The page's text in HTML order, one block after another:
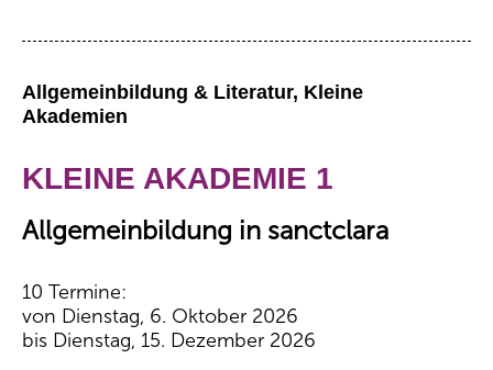
Allgemeinbildung & Literatur, Kleine
Akademien
KLEINE AKADEMIE 1
Allgemeinbildung in sanctclara
10 Termine:
von Dienstag, 6. Oktober 2026
bis Dienstag, 15. Dezember 2026